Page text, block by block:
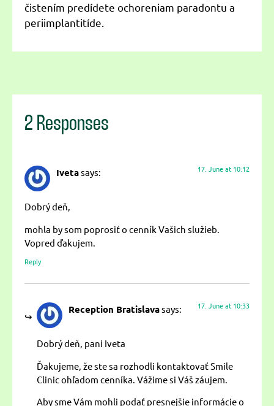
čistením predídete ochoreniam paradontu a
periimplantitíde.
2 Responses
Ivetasays: 17. June at 10:12
Dobrý deň,
mohla by som poprosiť o cenník Vašich služieb.
Vopred ďakujem.
Reply
Reception Bratislavasays: 17. June at 10:33
Dobrý deň, pani Iveta
Ďakujeme, že ste sa rozhodli kontaktovať Smile
Clinic ohľadom cenníka. Vážime si Váš záujem.
Aby sme Vám mohli podať presnejšie informácie o